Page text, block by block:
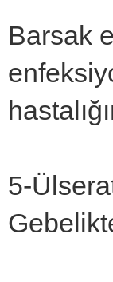
Barsak
5-